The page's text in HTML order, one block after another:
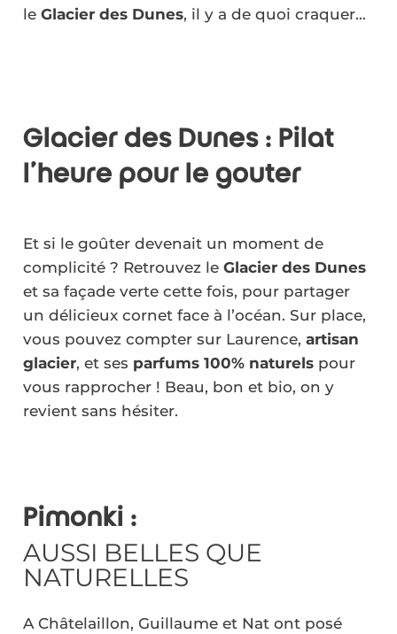
le Glacier des Dunes, il y a de quoi craquer…
Glacier des Dunes : Pilat
l’heure pour le goûter
Et si le goûter devenait un moment de
complicité ? Retrouvez le Glacier des Dunes
et sa façade verte cette fois, pour partager
un délicieux cornet face à l’océan. Sur place,
vous pouvez compter sur Laurence, artisan
glacier, et ses parfums 100% naturelspour
vous rapprocher ! Beau, bon et bio, on y
revient sans hésiter.
Pimonki :
AUSSI BELLES QUE
NATURELLES
A Châtelaillon, Guillaume et Nat ont posé